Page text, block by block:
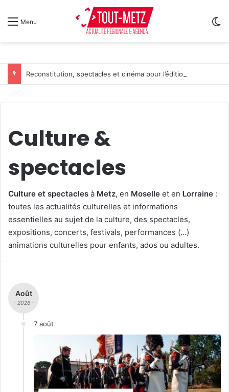
Menu
Culture &
spectacles
Culture et spectacles à Metz, en Moselle et en Lorraine :
toutes les actualités culturelles et informations
essentielles au sujet de la culture, des spectacles,
expositions, concerts, festivals, performances (…)
animations culturelles pour enfants, ados ou adultes.
Août
- 2026 -
7 août